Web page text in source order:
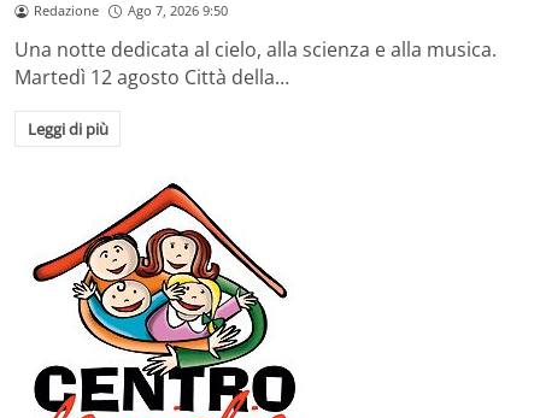
Redazione Ago 7, 2026 9:50
Una notte dedicata al cielo, alla scienza e alla musica.
Martedì 12 agosto Città della…
Leggi di più